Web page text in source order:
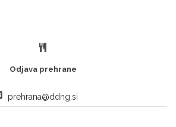
Odjava prehrane
prehrana@ddng.si